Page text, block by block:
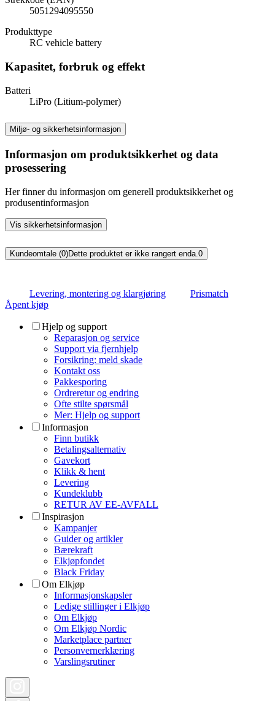
5051294095550
Produkttype
RC vehicle battery
Kapasitet, forbruk og effekt
Batteri
LiPro (Litium-polymer)
Miljø- og sikkerhetsinformasjon
Informasjon om produktsikkerhet og data
prosessering
Her finner du informasjon om generell produktsikkerhet og
produsentinformasjon
Vis sikkerhetsinformasjon
Kundeomtale (0)Dette produktet er ikke rangert enda. 0
Levering, montering og klargjøring
Prismatch
Åpent kjøp
Hjelp og support
Reparasjon og service
Support via fjernhjelp
Forsikring: meld skade
Kontakt oss
Pakkesporing
Ordreretur og endring
Ofte stilte spørsmål
Mer: Hjelp og support
Informasjon
Finn butikk
Betalingsalternativ
Gavekort
Klikk & hent
Levering
Kundeklubb
RETUR AV EE-AVFALL
Inspirasjon
Kampanjer
Guider og artikler
Bærekraft
Elkjøpfondet
Black Friday
Om Elkjøp
Informasjonskapsler
Ledige stillinger i Elkjøp
Om Elkjøp
Om Elkjøp Nordic
Marketplace partner
Personvernerklæring
Varslingsrutiner